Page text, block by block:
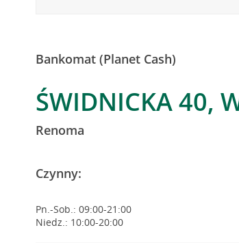
Bankomat (Planet Cash)
ŚWIDNICKA 40,
Renoma
Czynny:
Pn.-Sob.: 09:00-21:00
Niedz.: 10:00-20:00